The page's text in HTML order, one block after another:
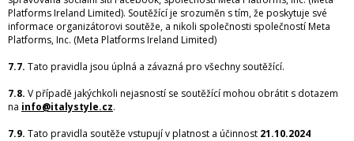
Platforms Ireland Limited). Soutěžící je srozuměn s tím, že poskytuje své
informace organizátorovi soutěže, a nikoli společnosti společností Meta
Platforms, Inc. (Meta Platforms Ireland Limited)
7.7. Tato pravidla jsou úplná a závazná pro všechny soutěžící.
7.8. V případě jakýchkoli nejasností se soutěžící mohou obrátit s dotazem
na info@italystyle.cz.
7.9. Tato pravidla soutěže vstupují v platnost a účinnost 21.10.2024